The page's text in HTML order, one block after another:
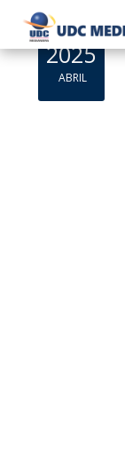
2025
ABRIL